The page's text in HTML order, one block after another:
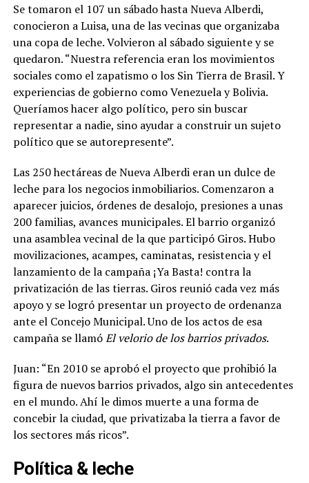
Se tomaron el 107 un sábado hasta Nueva Alberdi,
conocieron a Luisa, una de las vecinas que organizaba
una copa de leche. Volvieron al sábado siguiente y se
quedaron. “Nuestra referencia eran los movimientos
sociales como el zapatismo o los Sin Tierra de Brasil. Y
experiencias de gobierno como Venezuela y Bolivia.
Queríamos hacer algo político, pero sin buscar
representar a nadie, sino ayudar a construir un sujeto
político que se autorepresente”.
Las 250 hectáreas de Nueva Alberdi eran un dulce de
leche para los negocios inmobiliarios. Comenzaron a
aparecer juicios, órdenes de desalojo, presiones a unas
200 familias, avances municipales. El barrio organizó
una asamblea vecinal de la que participó Giros. Hubo
movilizaciones, acampes, caminatas, resistencia y el
lanzamiento de la campaña ¡Ya Basta! contra la
privatización de las tierras. Giros reunió cada vez más
apoyo y se logró presentar un proyecto de ordenanza
ante el Concejo Municipal. Uno de los actos de esa
campaña se llamóEl velorio de los barrios privados.
Juan: “En 2010 se aprobó el proyecto que prohibió la
figura de nuevos barrios privados, algo sin antecedentes
en el mundo. Ahí le dimos muerte a una forma de
concebir la ciudad, que privatizaba la tierra a favor de
los sectores más ricos”.
Política & leche